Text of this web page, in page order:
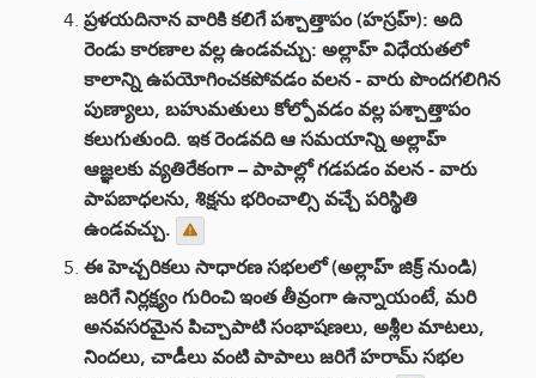
ప్రళయదినాన వారికి కలిగే పశ్చాత్తాపం (హస్రహ్): అది
రెండు కారణాల వల్ల ఉండవచ్చు: అల్లాహ్‌ విధేయతలో
కాలాన్ని ఉపయోగించకపోవడం వలన - వారు పొందగలిగిన
పుణ్యాలు, బహుమతులు కోల్పోవడం వల్ల పశ్చాత్తాపం
కలుగుతుంది. ఇక రెండవది ఆ సమయాన్ని అల్లాహ్‌
ఆజ్ఞలకు వ్యతిరేకంగా – పాపాల్లో గడపడం వలన - వారు
పాపబాధలను, శిక్షను భరించాల్సి వచ్చే పరిస్థితి
ఉండవచ్చు.
ఈ హెచ్చరికలు సాధారణ సభలలో (అల్లాహ్ జిక్ర్ నుండి)
జరిగే నిర్లక్ష్యం గురించి ఇంత తీవ్రంగా ఉన్నాయంటే, మరి
అనవసరమైన పిచ్చాపాటి సంభాషణలు, అశ్లీల మాటలు,
నిందలు, చాడీలు వంటి పాపాలు జరిగే హరామ్ సభల